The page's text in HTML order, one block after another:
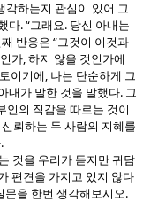
각하는지 관심이 있어 그
다. “그래요 . 당신 아내는
째 반응은“그것이 이것과
가,하지 않을 것인가에
이기에 , 나는 단순하게 그
내가 말한 것을 말했다. 그
인의 직감을 따르는 것이
뢰하는 두 사람의 지혜를
.
것을 우리가 듣지만 귀담
편견을 가지고 있지 않다
문을 한번 생각해보시오 .